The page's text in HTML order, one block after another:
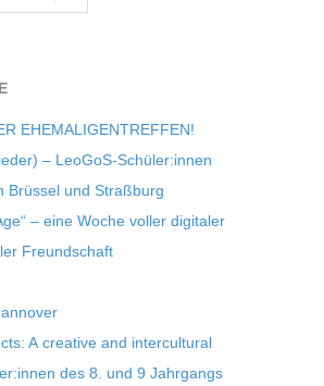
EHEMALIGENTREFFEN!
– LeoGoS-Schüler:innen
Brüs­sel und Straßburg
– eine Woche vol­ler digi­ta­ler
Freundschaft
A crea­tive and inter­cul­tu­ral
des 8. und 9 Jahr­gangs